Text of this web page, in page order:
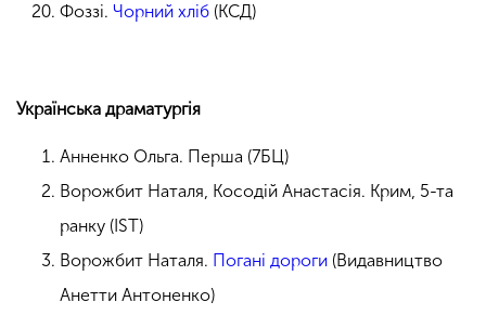
Фоззі. Чорний хліб (КСД)
Українська драматургія
Анненко Ольга. Перша (7БЦ)
Ворожбит Наталя, Косодій Анастасія. Крим, 5-та
ранку (IST)
Ворожбит Наталя. Погані дороги (Видавництво
Анетти Антоненко)